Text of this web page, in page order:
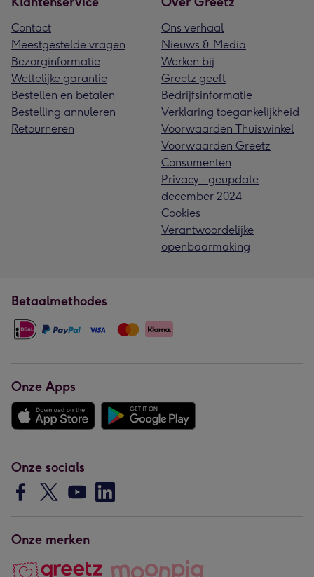
Contact
Meestgestelde vragen
Bezorginformatie
Wettelijke garantie
Bestellen en betalen
Bestelling annuleren
Retourneren
Ons verhaal
Nieuws & Media
Werken bij
Greetz geeft
Bedrijfsinformatie
Verklaring toegankelijkheid
Voorwaarden Thuiswinkel
Voorwaarden Greetz
Consumenten
Privacy - geupdate
december 2024
Cookies
Verantwoordelijke
openbaarmaking
Betaalmethodes
Onze Apps
Onze socials
Onze merken